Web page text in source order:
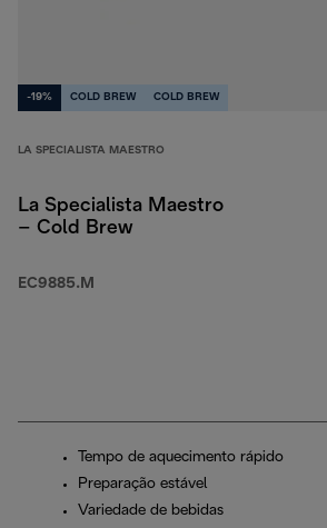
-19% COLD BREW COLD BREW
LA SPECIALISTA MAESTRO
La Specialista Maestro
– Cold Brew
EC9885.M
Tempo de aquecimento rápido
Preparação estável
Variedade de bebidas